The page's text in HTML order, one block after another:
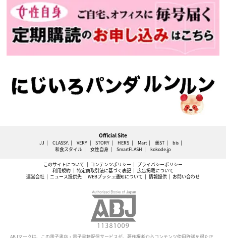
Official Site
JJ CLASSY. VERY STORY HERS Mart 美ST
bis
和食スタイル
女性自身 SmartFLASH kokode.jp
このサイトについて コンテンツポリシー
プライバシーポリシー
利用規約
特定商取引法に基づく表記
広告掲載について
運営会社
ニュース提供先 WEBプッシュ通知について 情報提供 お問い合わせ